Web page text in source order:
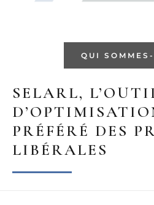
QUI
SELARL,
PRÉFÉRÉ DES
LIBÉRALES